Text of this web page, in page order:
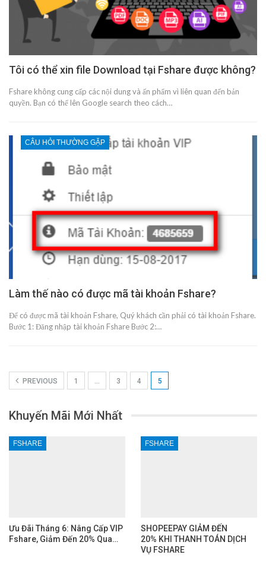
Tôi có thể xin file Download tại Fshare được không?
Fshare không cung cấp các nội dung và ấn phẩm vì liên quan đến bản
quyền. Bạn có thể lên Google search theo cách…
CÂU HỎI THƯỜNG GẶP
Làm thế nào có được mã tài khoản Fshare?
Để có được mã tài khoản Fshare, Quý khách cần phải có tài khoản Fshare.
Bước 1: Đăng nhập tài khoản Fshare Bước 2:…
PREVIOUS 1 … 3 4 5
Khuyến Mãi Mới Nhất
FSHARE
Ưu Đãi Tháng 6: Nâng Cấp VIP
Fshare, Giảm Đến 20% Qua…
FSHARE
SHOPEEPAY GIẢM ĐẾN
20% KHI THANH TOÁN DỊCH
VỤ FSHARE